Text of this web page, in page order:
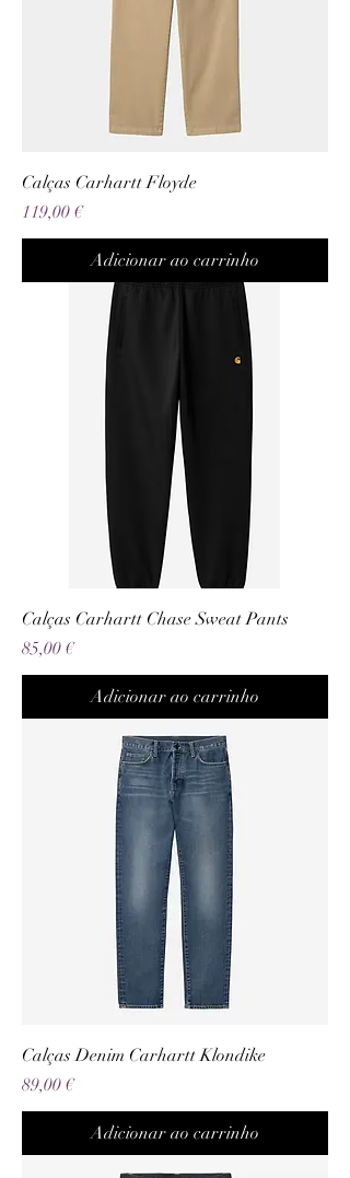
Calças Carhartt Floyde
Preço
119,00 €
Adicionar ao carrinho
Calças Carhartt Chase Sweat Pants
Preço
85,00 €
Adicionar ao carrinho
Calças Denim Carhartt Klondike
Preço
89,00 €
Adicionar ao carrinho